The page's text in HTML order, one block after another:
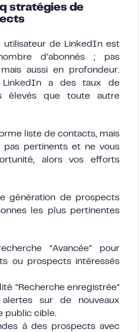
stratégies de
utilisateur de LinkedIn est
d’abonnés ; pas
aussi en profondeur.
a des taux de
élevés que toute autre
liste de contacts, mais
pertinents et ne vous
alors vos efforts
génération de prospects
les plus pertinentes
“Avancée” pour
ou prospects intéressés
“Recherche enregistrée”
sur de nouveaux
public cible.
à des prospects avec